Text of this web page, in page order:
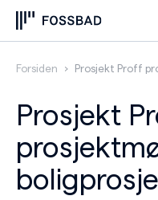
Du har ingen
Forsiden › Prosjekt Proff
Prosjekt